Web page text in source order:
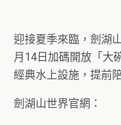
迎接夏季來臨，劍湖
月14日加碼開放「大
經典水上設施，提前
劍湖山世界官網⁠：